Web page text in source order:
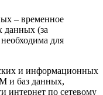
– временное
данных (за
для
и информационных
и баз данных,
интернет по сетевому